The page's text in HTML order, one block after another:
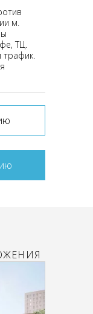
м.
ТЦ.
трафик.